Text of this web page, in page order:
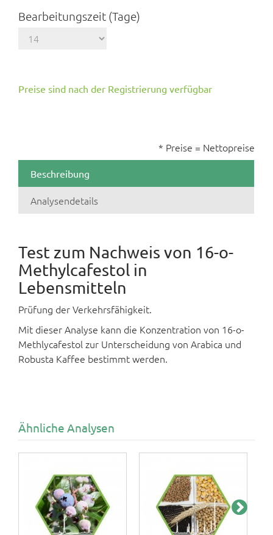
Bearbeitungszeit (Tage)
Preise sind nach der Registrierung verfügbar
* Preise = Nettopreise
Beschreibung
Analysendetails
Test zum Nachweis von 16-o-
Methylcafestol in
Lebensmitteln
Prüfung der Verkehrsfähigkeit.
Mit dieser Analyse kann die Konzentration von 16-o-
Methlycafestol zur Unterscheidung von Arabica und
Robusta Kaffee bestimmt werden.
Ähnliche Analysen